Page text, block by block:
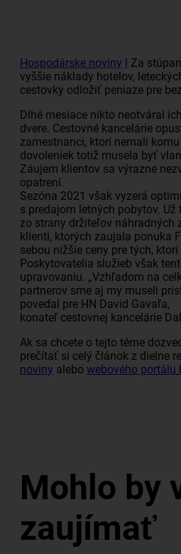
Hospodárske noviny | Za
vyššie náklady hotelov,
cestovky odložiť peniaze pre
Dlhé mesiace nikto neotváral ich
dvere. Cestovné kancelárie
zamestnanci, ktorí nemali
dovoleniek totiž musela byť
Záujem klientov sa výrazne
opatrení.
Sezóna 2021 však vyzerá
s predajom letných pobytov.
zo strany držiteľov náhradných
klienti, ktorých zaujala ponuka
sebou nižšie ceny pre tých,
Poskytovatelia služieb však
upravovaniu. „Vzhľadom na
partnerov sme aj my museli
povedal pre HN David Gavaľa,
konateľ cestovnej kancelárie
Ak sa chcete o tejto téme
prečítať si celý článok z dielne
noviny alebo webového portálu
Mohlo by
zaujímať